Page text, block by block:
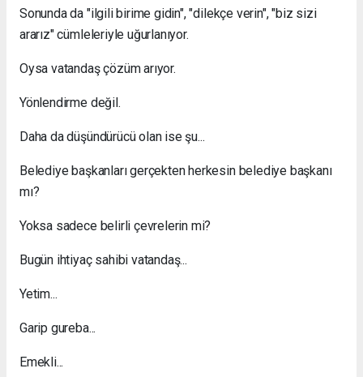
Sonunda da "ilgili birime gidin", "dilekçe verin", "biz sizi
ararız" cümleleriyle uğurlanıyor.
Oysa vatandaş çözüm arıyor.
Yönlendirme değil.
Daha da düşündürücü olan ise şu...
Belediye başkanları gerçekten herkesin belediye başkanı
mı?
Yoksa sadece belirli çevrelerin mi?
Bugün ihtiyaç sahibi vatandaş...
Yetim...
Garip gureba...
Emekli...